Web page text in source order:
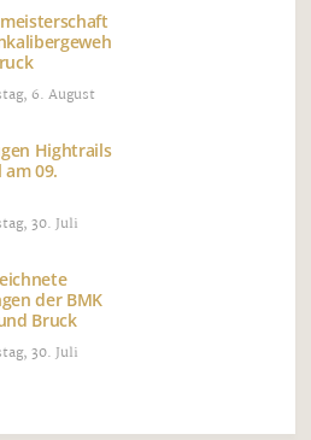
6. August
Hightrails
am 09.
30. Juli
der BMK
Bruck
30. Juli